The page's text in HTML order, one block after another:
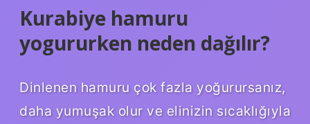
Kurabiye hamuru
yogururken neden dağılır?
Dinlenen hamuru çok fazla yoğurursanız,
daha yumuşak olur ve elinizin sıcaklığıyla